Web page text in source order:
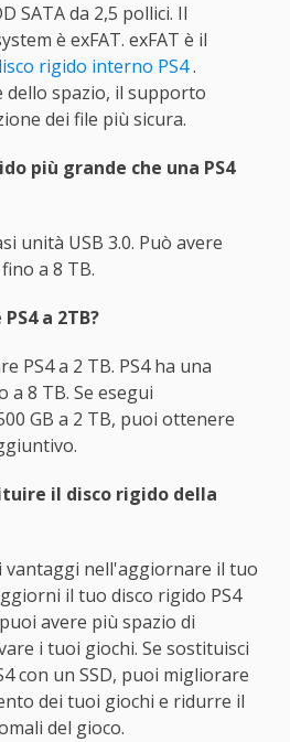
SATA da 2,5 pollici. Il
è exFAT. exFAT è il
rigido interno PS4.
spazio, il supporto
dei file più sicura.
più grande che una PS4
unità USB 3.0. Può avere
a 8 TB.
a 2TB?
PS4 a 2 TB. PS4 ha una
a 8 TB. Se esegui
GB a 2 TB, puoi ottenere
il disco rigido della
vantaggi nell'aggiornare il tuo
il tuo disco rigido PS4
avere più spazio di
i tuoi giochi. Se sostituisci
con un SSD, puoi migliorare
dei tuoi giochi e ridurre il
del gioco.